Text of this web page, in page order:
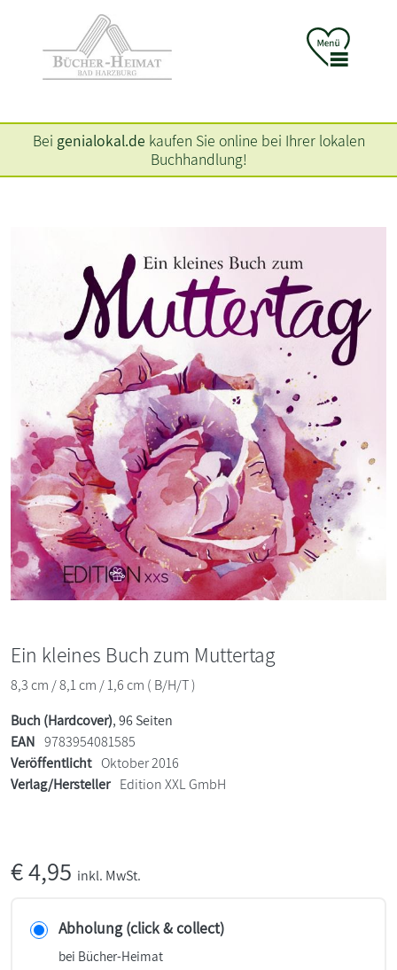
Bei genialokal.de kaufen Sie online bei Ihrer lokalen
Buchhandlung!
Ein kleines Buch zum Muttertag
8,3 cm / 8,1 cm / 1,6 cm ( B/H/T )
Buch (Hardcover), 96 Seiten
EAN 9783954081585
Veröffentlicht Oktober 2016
Verlag/Hersteller Edition XXL GmbH
€4,95 inkl. MwSt.
Abholung (click & collect)
bei Bücher-Heimat